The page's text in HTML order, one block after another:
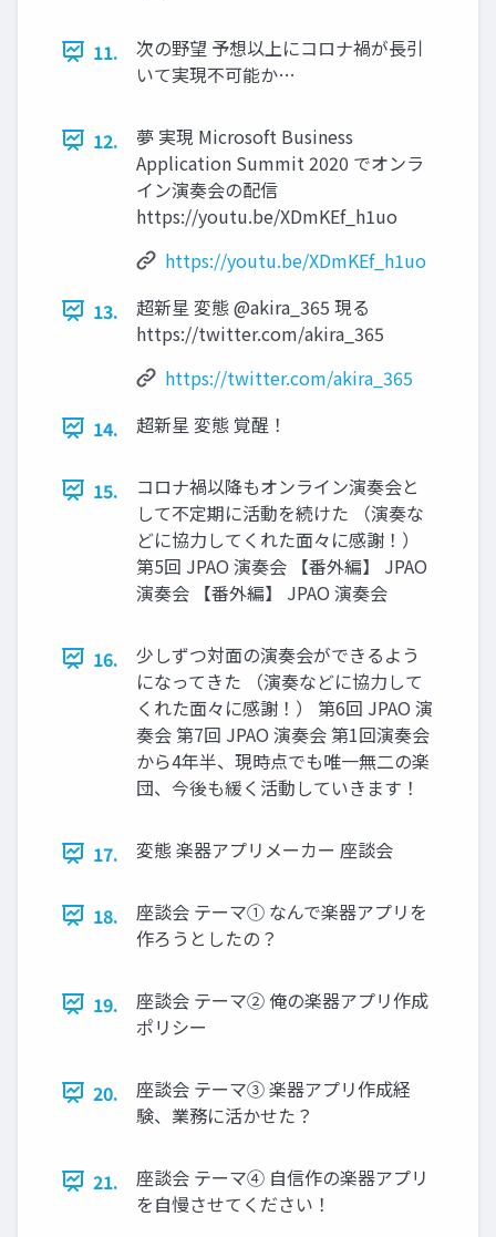
11.
次の野望 予想以上にコロナ禍が長引
いて実現不可能か…
12.
夢 実現 Microsoft Business
Application Summit 2020 でオンラ
イン演奏会の配信
https://youtu.be/XDmKEf_h1uo
https://youtu.be/XDmKEf_h1uo
13.
超新星 変態 @akira_365 現る
https://twitter.com/akira_365
https://twitter.com/akira_365
14.
超新星 変態 覚醒！
15.
コロナ禍以降もオンライン演奏会と
して不定期に活動を続けた （演奏な
どに協力してくれた面々に感謝！）
第5回 JPAO 演奏会 【番外編】 JPAO
演奏会 【番外編】 JPAO 演奏会
16.
少しずつ対面の演奏会ができるよう
になってきた （演奏などに協力して
くれた面々に感謝！） 第6回 JPAO 演
奏会 第7回 JPAO 演奏会 第1回演奏会
から4年半、現時点でも唯一無二の楽
団、今後も緩く活動していきます！
17. 変態 楽器アプリメーカー 座談会
18.
座談会 テーマ① なんで楽器アプリを
作ろうとしたの？
19.
座談会 テーマ② 俺の楽器アプリ作成
ポリシー
20.
座談会 テーマ③ 楽器アプリ作成経
験、業務に活かせた？
21.
座談会 テーマ④ 自信作の楽器アプリ
を自慢させてください！